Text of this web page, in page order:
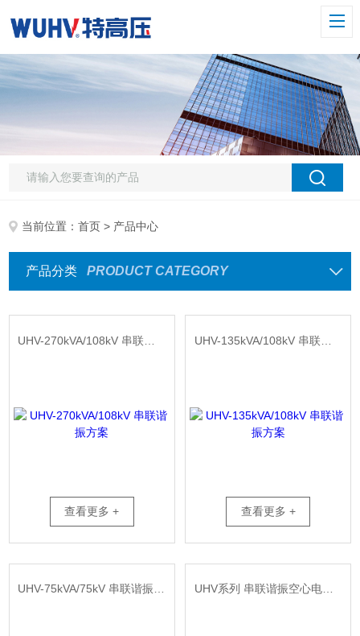
当前位置：首页 > 产品中心
产品分类 PRODUCT CATEGORY
查看更多 + 查看更多 +
UHV-75kVA/75kV 串联谐振方案 UHV系列 串联谐振空心电抗器